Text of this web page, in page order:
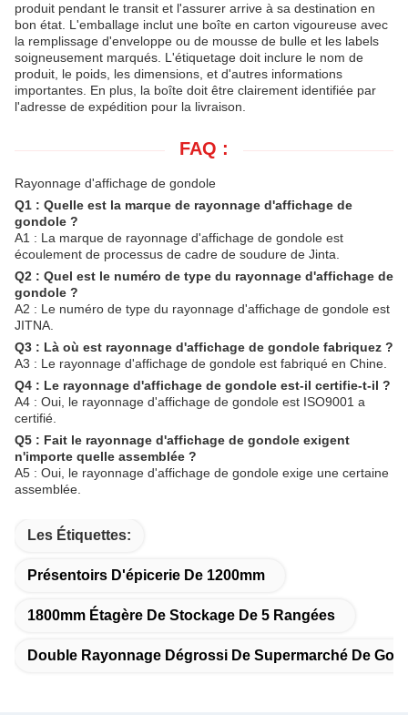
produit pendant le transit et l'assurer arrive à sa destination en
bon état. L'emballage inclut une boîte en carton vigoureuse avec
la remplissage d'enveloppe ou de mousse de bulle et les labels
soigneusement marqués. L'étiquetage doit inclure le nom de
produit, le poids, les dimensions, et d'autres informations
importantes. En plus, la boîte doit être clairement identifiée par
l'adresse de expédition pour la livraison.
FAQ :
Rayonnage d'affichage de gondole
Q1 : Quelle est la marque de rayonnage d'affichage de
gondole ?
A1 : La marque de rayonnage d'affichage de gondole est
écoulement de processus de cadre de soudure de Jinta.
Q2 : Quel est le numéro de type du rayonnage d'affichage de
gondole ?
A2 : Le numéro de type du rayonnage d'affichage de gondole est
JITNA.
Q3 : Là où est rayonnage d'affichage de gondole fabriquez ?
A3 : Le rayonnage d'affichage de gondole est fabriqué en Chine.
Q4 : Le rayonnage d'affichage de gondole est-il certifie-t-il ?
A4 : Oui, le rayonnage d'affichage de gondole est ISO9001 a
certifié.
Q5 : Fait le rayonnage d'affichage de gondole exigent
n'importe quelle assemblée ?
A5 : Oui, le rayonnage d'affichage de gondole exige une certaine
assemblée.
Les Étiquettes:
Présentoirs D'épicerie De 1200mm
1800mm Étagère De Stockage De 5 Rangées
Double Rayonnage Dégrossi De Supermarché De